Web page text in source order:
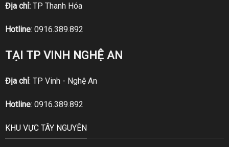
Địa chỉ:TP Thanh Hóa
Hotline: 0916.389.892
TẠI TP VINH NGHỆ AN
Địa chỉ: TP Vinh - Nghệ An
Hotline: 0916.389.892
KHU VỰC TÂY NGUYÊN